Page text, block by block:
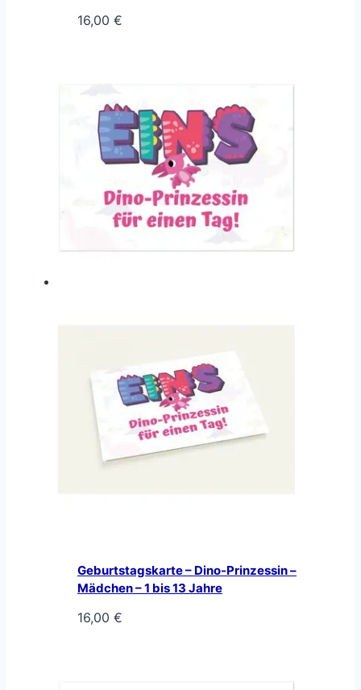
16,00 €
Geburtstagskarte – Dino-Prinzessin –
Mädchen – 1 bis 13 Jahre
16,00 €